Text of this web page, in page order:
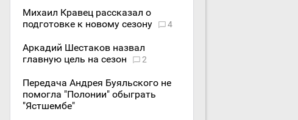
Михаил Кравец рассказал о
подготовке к новому сезону
4
Аркадий Шестаков назвал
главную цель на сезон
2
Передача Андрея Буяльского не
помогла "Полонии" обыграть
"Ястшембе"